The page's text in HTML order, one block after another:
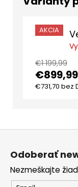
AKCIA
€1 199,99
€899,99
€731,70 bez
Z
Odoberať
Nezmeškajte